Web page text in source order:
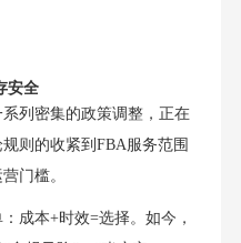
安全
列密集的政策调整，正在
则的收紧到FBA服务范围
门槛。
成本+时效=选择。如今，